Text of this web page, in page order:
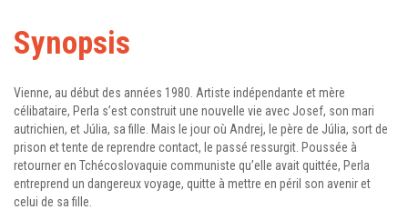
Synopsis
Vienne, au début des années 1980. Artiste indépendante et mère
célibataire, Perla s’est construit une nouvelle vie avec Josef, son mari
autrichien, et Júlia, sa fille. Mais le jour où Andrej, le père de Júlia, sort de
prison et tente de reprendre contact, le passé ressurgit. Poussée à
retourner en Tchécoslovaquie communiste qu’elle avait quittée, Perla
entreprend un dangereux voyage, quitte à mettre en péril son avenir et
celui de sa fille.